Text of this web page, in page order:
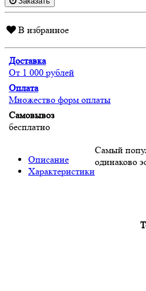
В избранное
Доставка
От 1 000 рублей
Оплата
Множество форм оплаты
Самовывоз
бесплатно
Описание
Характеристики
Самый
одинаково